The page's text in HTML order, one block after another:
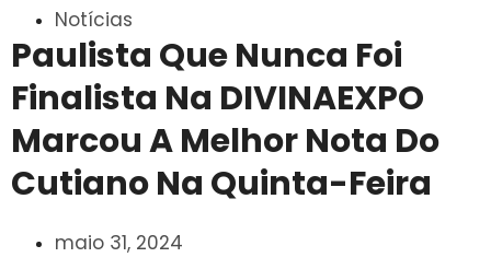
Notícias
Paulista Que Nunca Foi
Finalista Na DIVINAEXPO
Marcou A Melhor Nota Do
Cutiano Na Quinta-Feira
maio 31, 2024